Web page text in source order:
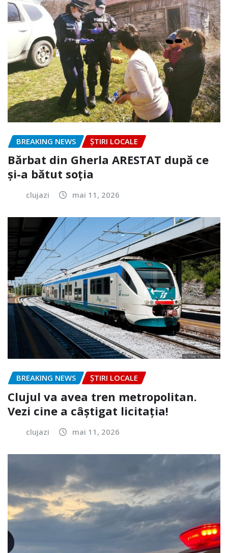
BREAKING NEWS ȘTIRI LOCALE
Bărbat din Gherla ARESTAT după ce
și-a bătut soția
clujazi mai 11, 2026
BREAKING NEWS ȘTIRI LOCALE
Clujul va avea tren metropolitan.
Vezi cine a câștigat licitația!
clujazi mai 11, 2026